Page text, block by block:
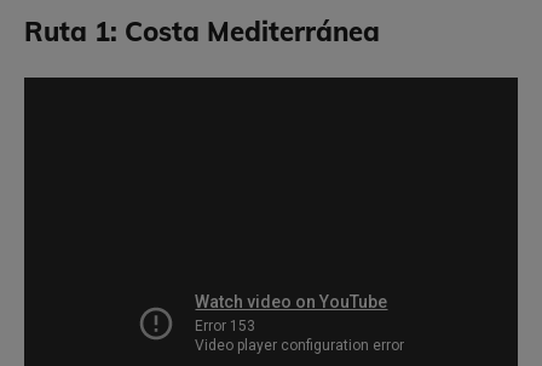
Ruta 1: Costa Mediterránea